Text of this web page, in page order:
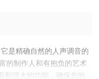
是精确自然的人声调音的
的制作人和有抱负的艺术
和强大的功能，确保您的